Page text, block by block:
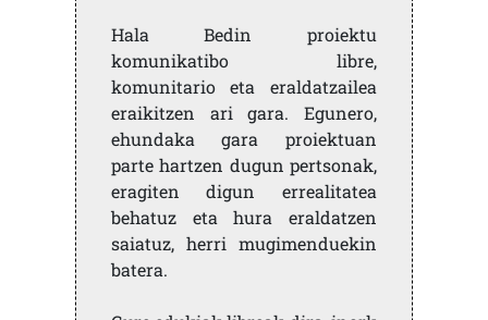
Hala Bedin proiektu
komunikatibo libre,
komunitario eta eraldatzailea
eraikitzen ari gara. Egunero,
ehundaka gara proiektuan
parte hartzen dugun pertsonak,
eragiten digun errealitatea
behatuz eta hura eraldatzen
saiatuz, herri mugimenduekin
batera.